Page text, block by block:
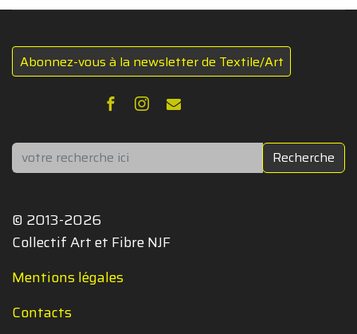
Abonnez-vous à la newsletter de Textile/Art
Rechercher Recherche
© 2013-2026
Collectif Art et Fibre NJF
Mentions légales
Contacts